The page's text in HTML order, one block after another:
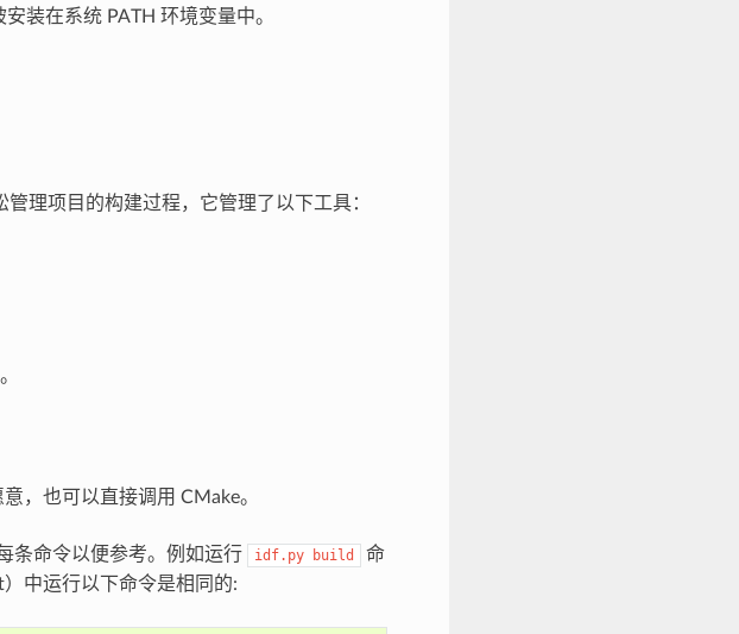
装在系统 PATH 环境变量中。
理项目的构建过程，它管理了以下工具：
。
，也可以直接调用 CMake。
条命令以便参考。例如运行 idf.py build
命
中运行以下命令是相同的: